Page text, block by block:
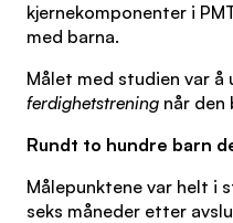
kjernekomponenter i
med barna.
Målet med studien var å
ferdighetstrening når den
Rundt to hundre barn
Målepunktene var helt i
seks måneder etter